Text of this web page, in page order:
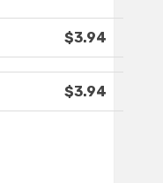
$3.94
$3.94